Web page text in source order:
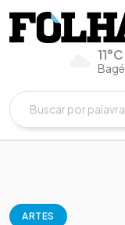
11°C
Bagé
ARTES